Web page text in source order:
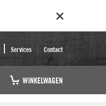
Services Contact
WINKELWAGEN